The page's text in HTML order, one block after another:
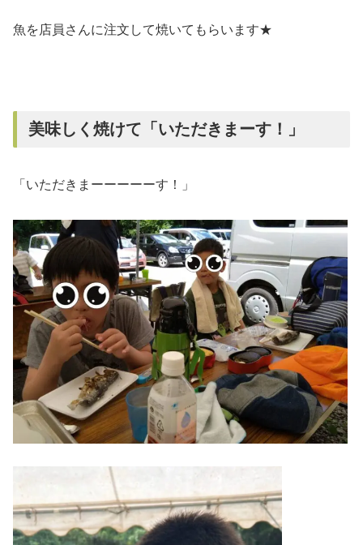
魚を店員さんに注文して焼いてもらいます★
美味しく焼けて「いただきまーす！」
「いただきまーーーーーす！」